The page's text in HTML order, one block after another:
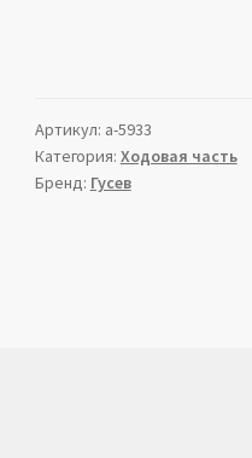
Артикул: a-5933
Категория: Ходовая часть
Бренд: Гусев